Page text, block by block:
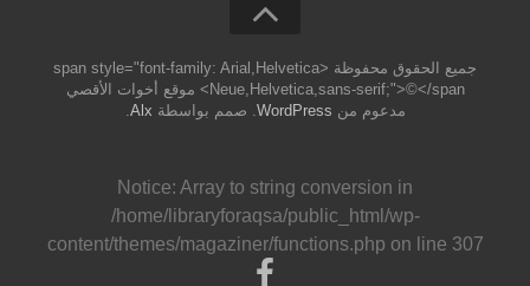
جميع الحقوق محفوظة <span style="font-family: Arial,Helvetica
Neue,Helvetica,sans-serif;">©</span> موقع أخوات الأقصي
مدعوم من WordPress . صمم بواسطة Alx
Notice: Array to string conversion in
/home/libraryforaqsa/public_html/wp-
content/themes/magaziner/functions.php on line 307